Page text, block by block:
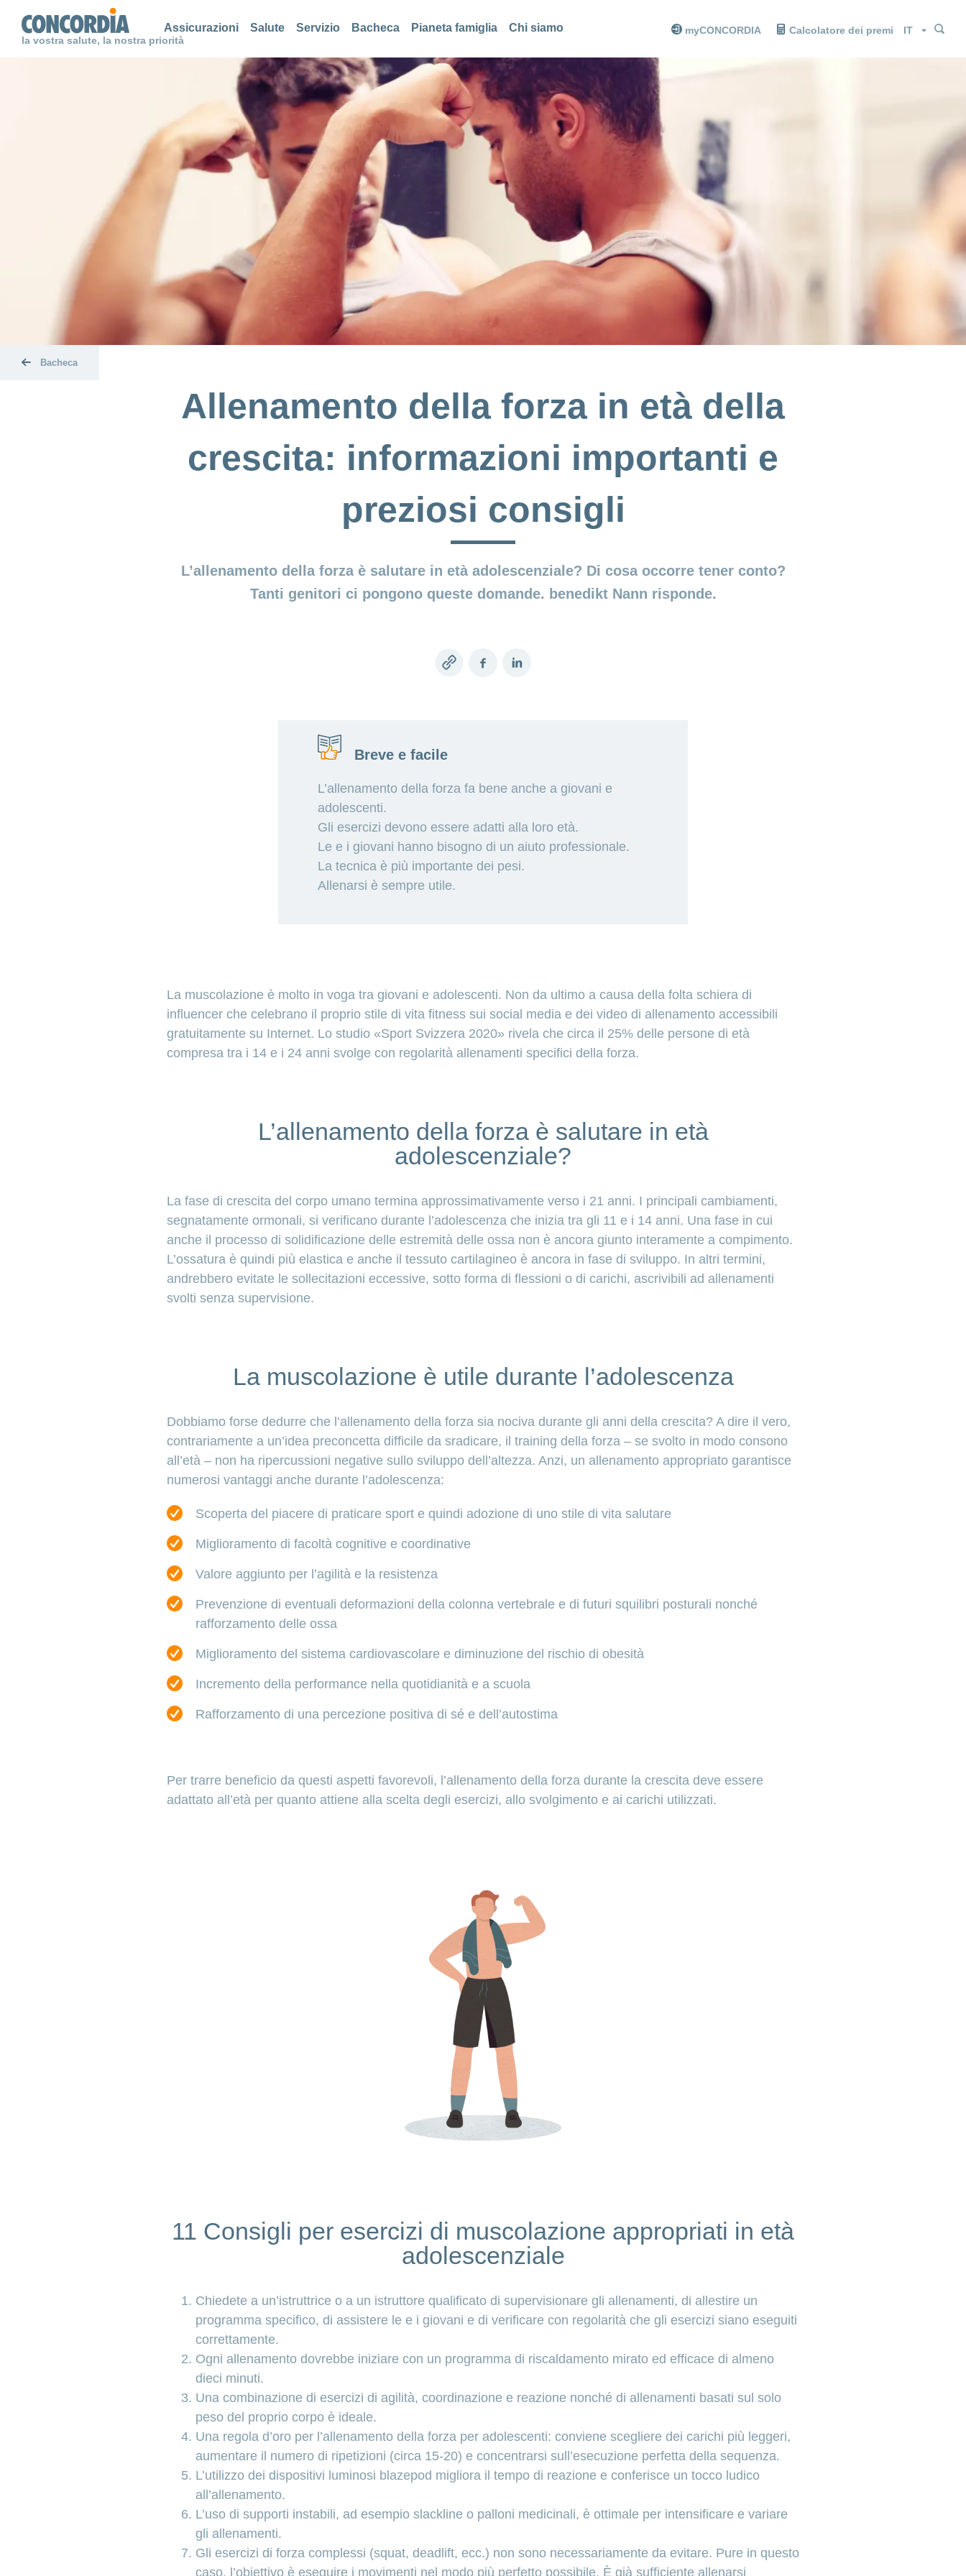
la vostra salute, la nostra priorità
Assicurazioni Salute Servizio Bacheca Pianeta famiglia Chi siamo myCONCORDIA Calcolatore dei premi Lingua
Cerca
Cerca
Cerca
Bacheca
Allenamento della forza in età della
crescita: informazioni importanti e
preziosi consigli
L’allenamento della forza è salutare in età adolescenziale? Di cosa occorre tener conto?
Tanti genitori ci pongono queste domande. benedikt Nann risponde.
Copy
FacebookLinkedIn
Breve e facile
L’allenamento della forza fa bene anche a giovani e
adolescenti.
Gli esercizi devono essere adatti alla loro età.
Le e i giovani hanno bisogno di un aiuto professionale.
La tecnica è più importante dei pesi.
Allenarsi è sempre utile.
La muscolazione è molto in voga tra giovani e adolescenti. Non da ultimo a causa della folta schiera di
influencer che celebrano il proprio stile di vita fitness sui social media e dei video di allenamento accessibili
gratuitamente su Internet. Lo studio «Sport Svizzera 2020» rivela che circa il 25% delle persone di età
compresa tra i 14 e i 24 anni svolge con regolarità allenamenti specifici della forza.
L’allenamento della forza è salutare in età
adolescenziale?
La fase di crescita del corpo umano termina approssimativamente verso i 21 anni. I principali cambiamenti,
segnatamente ormonali, si verificano durante l’adolescenza che inizia tra gli 11 e i 14 anni. Una fase in cui
anche il processo di solidificazione delle estremità delle ossa non è ancora giunto interamente a compimento.
L’ossatura è quindi più elastica e anche il tessuto cartilagineo è ancora in fase di sviluppo. In altri termini,
andrebbero evitate le sollecitazioni eccessive, sotto forma di flessioni o di carichi, ascrivibili ad allenamenti
svolti senza supervisione.
La muscolazione è utile durante l’adolescenza
Dobbiamo forse dedurre che l’allenamento della forza sia nociva durante gli anni della crescita? A dire il vero,
contrariamente a un’idea preconcetta difficile da sradicare, il training della forza – se svolto in modo consono
all’età – non ha ripercussioni negative sullo sviluppo dell’altezza. Anzi, un allenamento appropriato garantisce
numerosi vantaggi anche durante l’adolescenza:
Scoperta del piacere di praticare sport e quindi adozione di uno stile di vita salutare
Miglioramento di facoltà cognitive e coordinative
Valore aggiunto per l’agilità e la resistenza
Prevenzione di eventuali deformazioni della colonna vertebrale e di futuri squilibri posturali nonché
rafforzamento delle ossa
Miglioramento del sistema cardiovascolare e diminuzione del rischio di obesità
Incremento della performance nella quotidianità e a scuola
Rafforzamento di una percezione positiva di sé e dell’autostima
Per trarre beneficio da questi aspetti favorevoli, l’allenamento della forza durante la crescita deve essere
adattato all’età per quanto attiene alla scelta degli esercizi, allo svolgimento e ai carichi utilizzati.
11 Consigli per esercizi di muscolazione appropriati in età
adolescenziale
Chiedete a un’istruttrice o a un istruttore qualificato di supervisionare gli allenamenti, di allestire un
programma specifico, di assistere le e i giovani e di verificare con regolarità che gli esercizi siano eseguiti
correttamente.
Ogni allenamento dovrebbe iniziare con un programma di riscaldamento mirato ed efficace di almeno
dieci minuti.
Una combinazione di esercizi di agilità, coordinazione e reazione nonché di allenamenti basati sul solo
peso del proprio corpo è ideale.
Una regola d’oro per l’allenamento della forza per adolescenti: conviene scegliere dei carichi più leggeri,
aumentare il numero di ripetizioni (circa 15-20) e concentrarsi sull’esecuzione perfetta della sequenza.
L’utilizzo dei dispositivi luminosi blazepod migliora il tempo di reazione e conferisce un tocco ludico
all’allenamento.
L’uso di supporti instabili, ad esempio slackline o palloni medicinali, è ottimale per intensificare e variare
gli allenamenti.
Gli esercizi di forza complessi (squat, deadlift, ecc.) non sono necessariamente da evitare. Pure in questo
caso, l’obiettivo è eseguire i movimenti nel modo più perfetto possibile, È già sufficiente allenarsi